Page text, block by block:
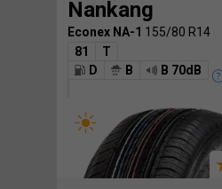
Nankang
Econex NA-1 155/80 R14
81
T
D
B B 70dB